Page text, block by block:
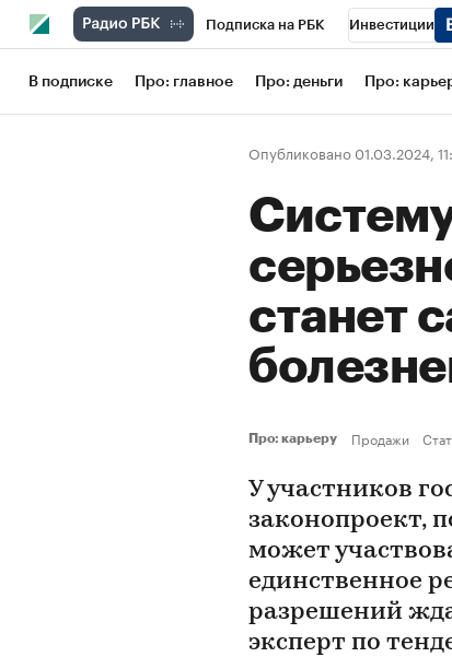
Подписка на РБК Инвестиции
Школа управления РБК РБК
Рынок наличной валюты
В подписке Про: главное Про: деньги Про:
Опубликовано 01.03.2024,
станет
Про: карьеру Продажи
У участников
законопроект,
может
единственное
разрешений
эксперт по